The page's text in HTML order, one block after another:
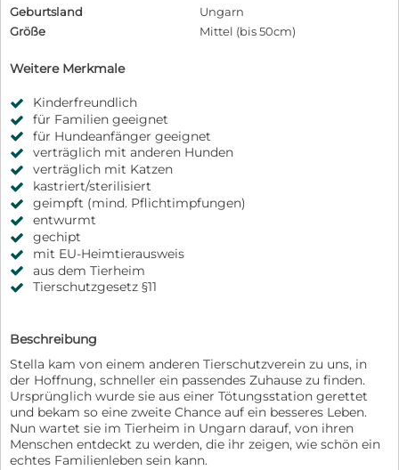
Geburtsland
Ungarn
Größe
Mittel (bis 50cm)
Weitere Merkmale
Kinderfreundlich
für Familien geeignet
für Hundeanfänger geeignet
verträglich mit anderen Hunden
verträglich mit Katzen
kastriert/sterilisiert
geimpft (mind. Pflichtimpfungen)
entwurmt
gechipt
mit EU-Heimtierausweis
aus dem Tierheim
Tierschutzgesetz §11
Beschreibung
Stella kam von einem anderen Tierschutzverein zu uns, in
der Hoffnung, schneller ein passendes Zuhause zu finden.
Ursprünglich wurde sie aus einer Tötungsstation gerettet
und bekam so eine zweite Chance auf ein besseres Leben.
Nun wartet sie im Tierheim in Ungarn darauf, von ihren
Menschen entdeckt zu werden, die ihr zeigen, wie schön ein
echtes Familienleben sein kann.